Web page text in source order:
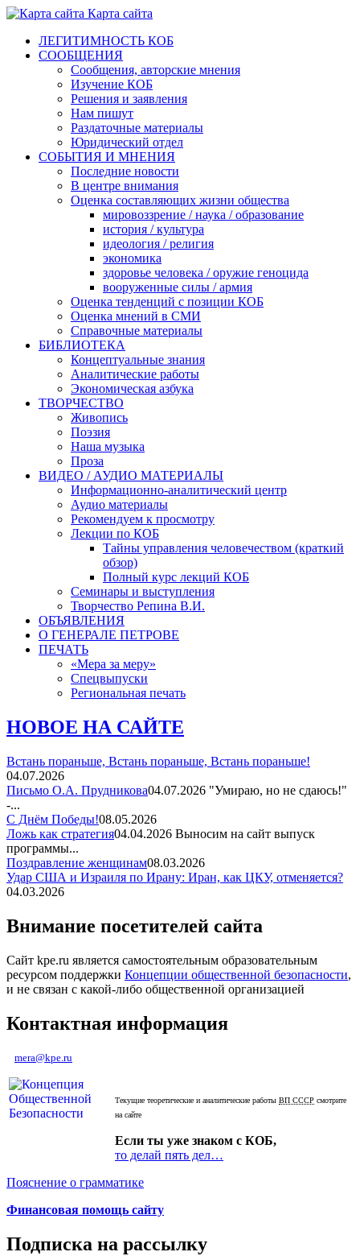
Карта сайта
ЛЕГИТИМНОСТЬ КОБ
СООБЩЕНИЯ
Сообщения, авторские мнения
Изучение КОБ
Решения и заявления
Нам пишут
Раздаточные материалы
Юридический отдел
СОБЫТИЯ И МНЕНИЯ
Последние новости
В центре внимания
Оценка составляющих жизни общества
мировоззрение / наука / образование
история / культура
идеология / религия
экономика
здоровье человека / оружие геноцида
вооруженные силы / армия
Оценка тенденций с позиции КОБ
Оценка мнений в СМИ
Справочные материалы
БИБЛИОТЕКА
Концептуальные знания
Аналитические работы
Экономическая азбука
ТВОРЧЕСТВО
Живопись
Поэзия
Наша музыка
Проза
ВИДЕО / АУДИО МАТЕРИАЛЫ
Информационно-аналитический центр
Аудио материалы
Рекомендуем к просмотру
Лекции по КОБ
Тайны управления человечеством (краткий
обзор)
Полный курс лекций КОБ
Семинары и выступления
Творчество Репина В.И.
ОБЪЯВЛЕНИЯ
О ГЕНЕРАЛЕ ПЕТРОВЕ
ПЕЧАТЬ
«Мера за меру»
Спецвыпуски
Региональная печать
НОВОЕ НА САЙТЕ
Встань пораньше, Встань пораньше, Встань пораньше!
04.07.2026
Письмо О.А. Прудникова04.07.2026 "Умираю, но не сдаюсь!"
-...
С Днём Победы!08.05.2026
Ложь как стратегия04.04.2026 Выносим на сайт выпуск
программы...
Поздравление женщинам08.03.2026
Удар США и Израиля по Ирану: Иран, как ЦКУ, отменяется?
04.03.2026
Внимание посетителей сайта
Сайт kpe.ru является самостоятельным образовательным
ресурсом поддержки Концепции общественной безопасности,
и не связан с какой-либо общественной организацией
Контактная информация
mera@kpe.ru
Текущие теоретические и аналитические работы ВП СССР смотрите
на сайте
Если ты уже знаком с КОБ,
то делай пять дел…
Пояснение о грамматике
Финансовая помощь сайту
Подписка на рассылку